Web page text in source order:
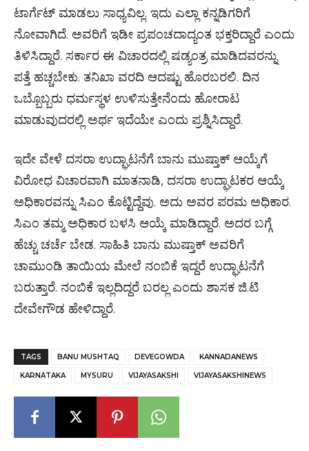
ಟಾರ್ಗೆಟ್ ಮಾಡಲು ಸಾಧ್ಯವಿಲ್ಲ. ಇದು ಎಲ್ಲಾ ಕನ್ನಡಿಗರಿಗೆ
ನೋವಾಗಿದೆ. ಅವರಿಗೆ ಇಡೀ ಪ್ರಪಂಚದಾದ್ಯಂತ ಭಕ್ತರಿದ್ದಾರೆ ಎಂದು
ತಿಳಿಸಿದ್ದಾರೆ. ಸರ್ಕಾರ ಈ ವಿಚಾರದಲ್ಲಿ ಷಡ್ಯಂತ್ರ ಮಾಡಿದವರನ್ನು
ಪತ್ತೆ ಹಚ್ಚಬೇಕು. ತನಿಖಾ ವರದಿ ಆದಷ್ಟು ಹೊರಬರಲಿ. ದಿನ
ಒಬ್ಬೊಬ್ಬರು ಧರ್ಮಸ್ಥಳ ಉಳಿಸುತ್ತೇನೆಂದು ಹೋರಾಟ
ಮಾಡುವುದರಲ್ಲಿ ಅರ್ಥ ಇದೆಯೇ ಎಂದು ಪ್ರಶ್ನಿಸಿದ್ದಾರೆ.
ಇದೇ ವೇಳೆ ದಸರಾ ಉದ್ಘಾಟನೆಗೆ ಬಾನು ಮುಷ್ತಾಕ್ ಆಯ್ಕೆಗೆ
ವಿರೋಧ ವಿಚಾರವಾಗಿ ಮಾತನಾಡಿ, ದಸರಾ ಉದ್ಘಾಟಕರ ಆಯ್ಕೆ
ಅಧಿಕಾರವನ್ನು ಸಿಎಂ ಕೊಟ್ಟಿದ್ದೆವು. ಅದು ಅವರ ಪರಮ ಅಧಿಕಾರ.
ಸಿಎಂ ತಮ್ಮ ಅಧಿಕಾರ ಬಳಸಿ ಆಯ್ಕೆ ಮಾಡಿದ್ದಾರೆ. ಅದರ ಬಗ್ಗೆ
ಹೆಚ್ಚು ಚರ್ಚೆ ಬೇಡ. ಸಾಹಿತಿ ಬಾನು ಮುಷ್ತಾಕ್ ಅವರಿಗೆ
ಚಾಮುಂಡಿ ತಾಯಿಯ ಮೇಲೆ ನಂಬಿಕೆ ಇದ್ದರೆ ಉದ್ಘಾಟನೆಗೆ
ಬರುತ್ತಾರೆ. ನಂಬಿಕೆ ಇಲ್ಲದಿದ್ದರೆ ಬರಲ್ಲ ಎಂದು ಶಾಸಕ ಜಿ.ಟಿ
ದೇವೇಗೌಡ ಹೇಳಿದ್ದಾರೆ.
TAGS BANU MUSHTAQ DEVEGOWDA KANNADANEWS
KARNATAKA MYSURU VIJAYASAKSHI VIJAYASAKSHINEWS